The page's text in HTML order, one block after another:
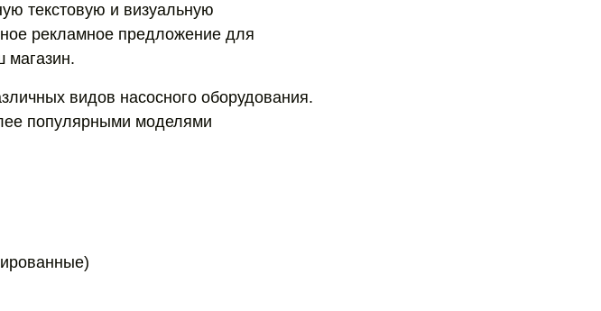
текстовую и визуальную
рекламное предложение для
магазин.
видов насосного оборудования.
популярными моделями